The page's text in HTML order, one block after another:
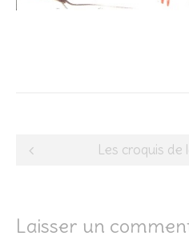
Post
Les croquis
Laisser un